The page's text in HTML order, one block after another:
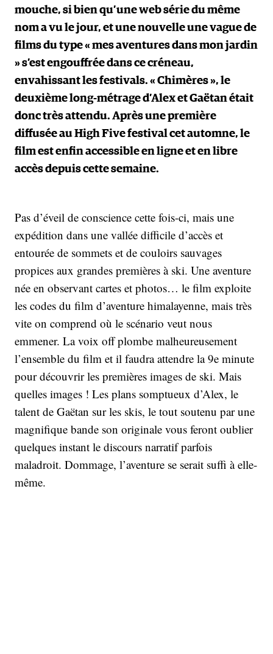
mouche, si bien qu’une web série du même
nom a vu le jour, et une nouvelle une vague de
films du type « mes aventures dans mon jardin
» s’est engouffrée dans ce créneau,
envahissant les festivals. « Chimères », le
deuxième long-métrage d’Alex et Gaëtan était
donc très attendu. Après une première
diffusée au High Five festival cet automne, le
film est enfin accessible en ligne et en libre
accès depuis cette semaine.
Pas d’éveil de conscience cette fois-ci, mais une
expédition dans une vallée difficile d’accès et
entourée de sommets et de couloirs sauvages
propices aux grandes premières à ski. Une aventure
née en observant cartes et photos… le film exploite
les codes du film d’aventure himalayenne, mais très
vite on comprend où le scénario veut nous
emmener. La voix off plombe malheureusement
l’ensemble du film et il faudra attendre la 9e minute
pour découvrir les premières images de ski. Mais
quelles images ! Les plans somptueux d’Alex, le
talent de Gaëtan sur les skis, le tout soutenu par une
magnifique bande son originale vous feront oublier
quelques instant le discours narratif parfois
maladroit. Dommage, l’aventure se serait suffi à elle-
même.